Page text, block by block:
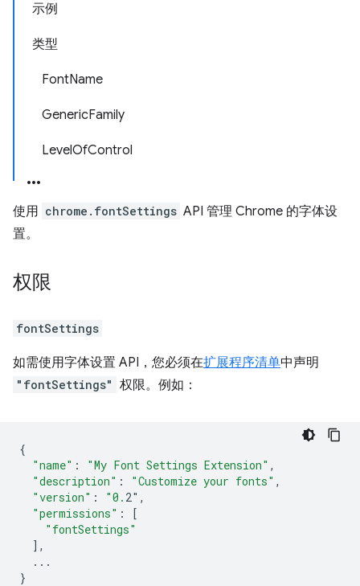
示例
类型
FontName
GenericFamily
LevelOfControl
使用 chrome.fontSettings API 管理 Chrome 的字体设
置。
权限
fontSettings
如需使用字体设置 API，您必须在扩展程序清单中声明
"fontSettings" 权限。例如：
{
"name" : "My Font Settings Extension" ,
"description" : "Customize your fonts" ,
"version" : "0. 2" ,
"permissions" :
[
"fontSettings"
],
...
}